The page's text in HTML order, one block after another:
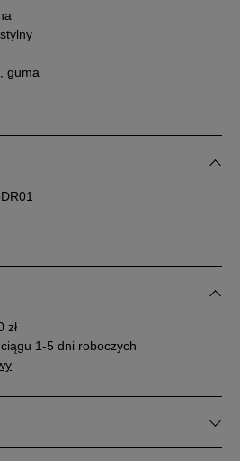
stopę?
guma
zł
1-5 dni roboczych